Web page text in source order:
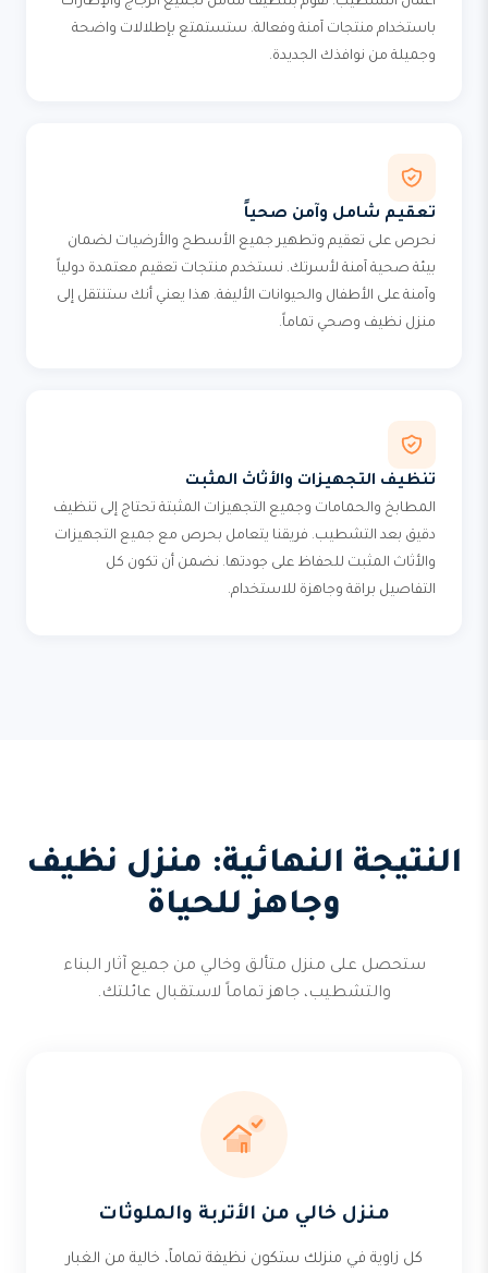
باستخدام منتجات آمنة وفعالة. ستستمتع بإطلالات واضحة
وجميلة من نوافذك الجديدة.
تعقيم شامل وآمن صحياً
نحرص على تعقيم وتطهير جميع الأسطح والأرضيات لضمان
بيئة صحية آمنة لأسرتك. نستخدم منتجات تعقيم معتمدة دولياً
وآمنة على الأطفال والحيوانات الأليفة. هذا يعني أنك ستنتقل إلى
منزل نظيف وصحي تماماً.
تنظيف التجهيزات والأثاث المثبت
المطابخ والحمامات وجميع التجهيزات المثبتة تحتاج إلى تنظيف
دقيق بعد التشطيب. فريقنا يتعامل بحرص مع جميع التجهيزات
والأثاث المثبت للحفاظ على جودتها. نضمن أن تكون كل
التفاصيل براقة وجاهزة للاستخدام.
النتيجة النهائية: منزل نظيف
وجاهز للحياة
ستحصل على منزل متألق وخالي من جميع آثار البناء
والتشطيب، جاهز تماماً لاستقبال عائلتك.
منزل خالي من الأتربة والملوثات
كل زاوية في منزلك ستكون نظيفة تماماً، خالية من الغبار